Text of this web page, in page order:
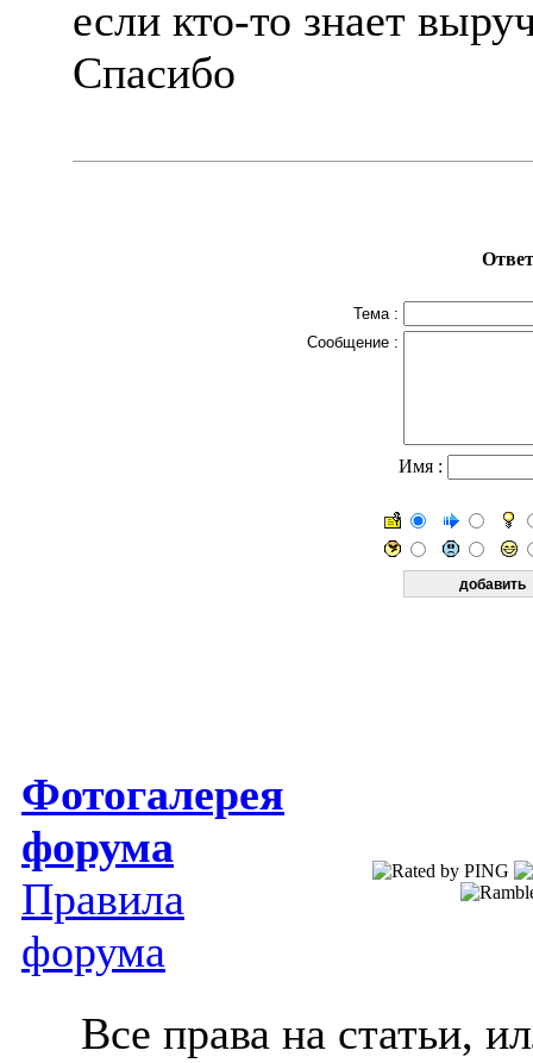
если кто-то знает
Спасибо
Тема :
Сообщение :
Имя :
Фотогалерея
форума
Правила
форума
Все права на статьи,